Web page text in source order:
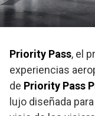
Priority Pass, el
experiencias
de Priority Pass
lujo diseñada